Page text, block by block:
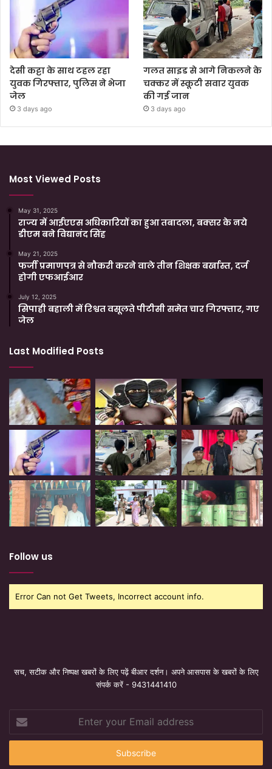
देसी कट्टा के साथ टहल रहा
युवक गिरफ्तार, पुलिस ने भेजा
जेल
3 days ago
गलत साइड से आगे निकलने के
चक्कर में स्कूटी सवार युवक
की गई जान
3 days ago
Most Viewed Posts
May 31, 2025
राज्य में आईएएस अधिकारियों का हुआ तबादला, बक्सर के नये
डीएम बने विद्यानंद सिंह
May 21, 2025
फर्जी प्रमाणपत्र से नौकरी करने वाले तीन शिक्षक बर्खास्त, दर्ज
होगी एफआईआर
July 12, 2025
सिपाही बहाली में रिश्वत वसूलते पीटीसी समेत चार गिरफ्तार, गए
जेल
Last Modified Posts
Follow us
Error Can not Get Tweets, Incorrect account info.
सच, सटीक और निष्पक्ष खबरों के लिए पढ़ें बीआर दर्शन। अपने आसपास के खबरों के लिए
संपर्क करें - 9431441410
your
Email